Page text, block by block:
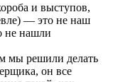
и выступов,
— это не наш
не нашли
мы решили делать
он все